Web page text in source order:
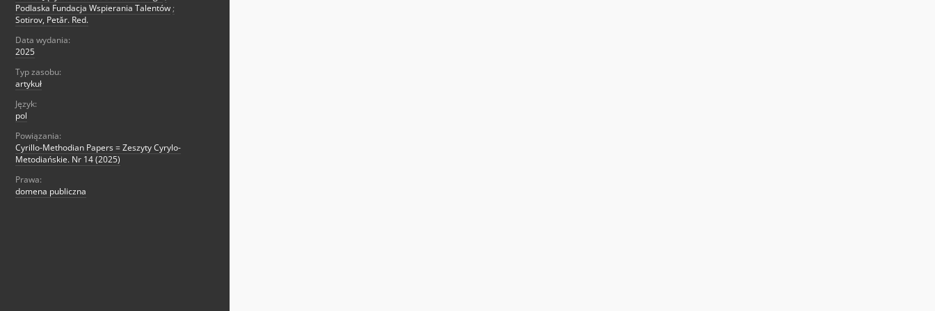
Podlaska Fundacja Wspierania Talentów ;
Sotirov, Petăr. Red.
Data wydania:
2025
Typ zasobu:
artykuł
Język:
pol
Powiązania:
Cyrillo-Methodian Papers = Zeszyty Cyrylo-
Metodiańskie. Nr 14 (2025)
Prawa:
domena publiczna